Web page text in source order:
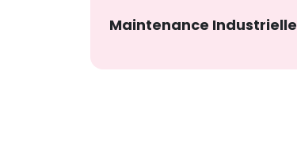
Maintenance Industrielle